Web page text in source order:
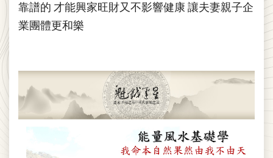
靠譜的 才能興家旺財又不影響健康 讓夫妻親子企
業團體更和樂